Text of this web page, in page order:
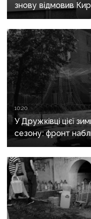
знову відмовив
10:20
У Дружківці цієї
сезону: фронт
критично